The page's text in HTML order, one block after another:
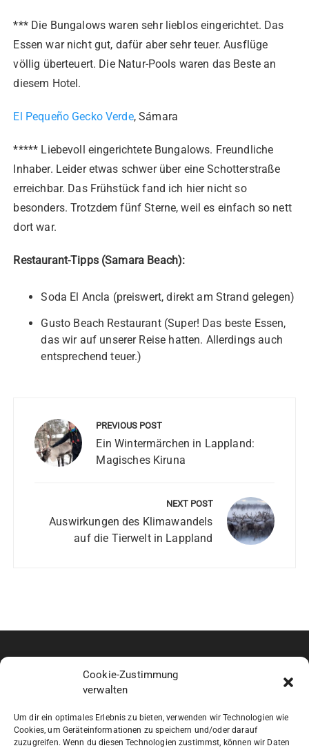
Cookie-Zustimmung
verwalten
Um dir ein optimales Erlebnis zu bieten, verwenden wir Technologien wie
Cookies, um Geräteinformationen zu speichern und/oder darauf
zuzugreifen. Wenn du diesen Technologien zustimmst, können wir Daten
*** Die Bungalows waren sehr lieblos eingerichtet. Das
Essen war nicht gut, dafür aber sehr teuer. Ausflüge
völlig überteuert. Die Natur-Pools waren das Beste an
diesem Hotel.
El Pequeño Gecko Verde, Sámara
***** Liebevoll eingerichtete Bungalows. Freundliche
Inhaber. Leider etwas schwer über eine Schotterstraße
erreichbar. Das Frühstück fand ich hier nicht so
besonders. Trotzdem fünf Sterne, weil es einfach so nett
dort war.
Restaurant-Tipps (Samara Beach):
Soda El Ancla (preiswert, direkt am Strand gelegen)
Gusto Beach Restaurant (Super! Das beste Essen,
das wir auf unserer Reise hatten. Allerdings auch
entsprechend teuer.)
PREVIOUS POST
Ein Wintermärchen in Lappland:
Magisches Kiruna
NEXT POST
Auswirkungen des Klimawandels
auf die Tierwelt in Lappland